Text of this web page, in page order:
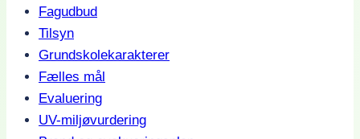
Fagudbud
Tilsyn
Grundskolekarakterer
Fælles mål
Evaluering
UV-miljøvurdering